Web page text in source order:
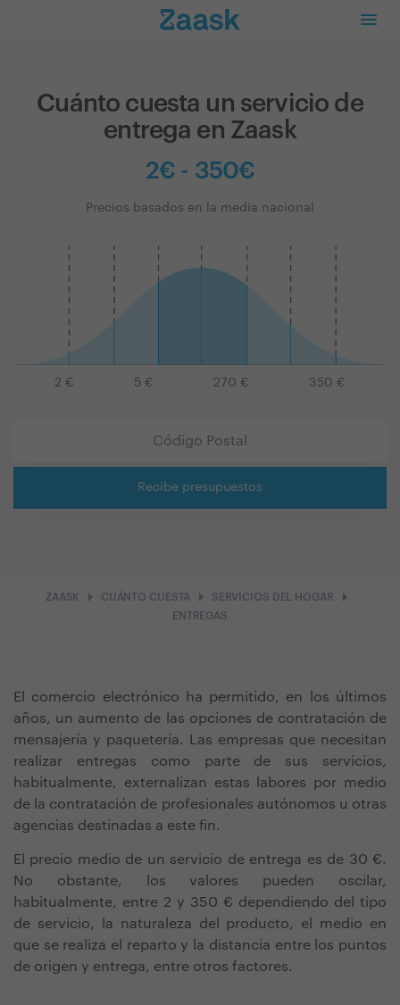
Cuánto cuesta un servicio de
entrega en Zaask
2€ - 350€
Precios basados en la media nacional
2 € 5 € 270 € 350 €
Recibe presupuestos
ZAASK arrow_right CUÁNTO CUESTA arrow_right SERVICIOS DEL HOGAR arrow_right
ENTREGAS
El comercio electrónico ha permitido, en los últimos
años, un aumento de las opciones de contratación de
mensajería y paquetería. Las empresas que necesitan
realizar entregas como parte de sus servicios,
habitualmente, externalizan estas labores por medio
de la contratación de profesionales autónomos u otras
agencias destinadas a este fin.
El precio medio de un servicio de entrega es de 30 €.
No obstante, los valores pueden oscilar,
habitualmente, entre 2 y 350 € dependiendo del tipo
de servicio, la naturaleza del producto, el medio en
que se realiza el reparto y la distancia entre los puntos
de origen y entrega, entre otros factores.